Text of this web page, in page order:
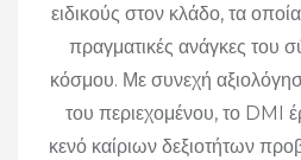
ειδικούς στον κλάδο, τα
πραγματικές ανάγκες του
κόσμου. Με συνεχή
του περιεχομένου, το DMI
κενό καίριων δεξιοτήτων